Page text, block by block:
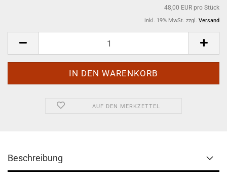
48,00 EUR pro Stück
inkl. 19% MwSt. zzgl. Versand
AUF DEN MERKZETTEL
Beschreibung